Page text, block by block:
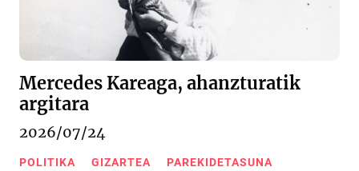
Mercedes Kareaga, ahanzturatik
argitara
2026/07/24
POLITIKA GIZARTEA PAREKIDETASUNA